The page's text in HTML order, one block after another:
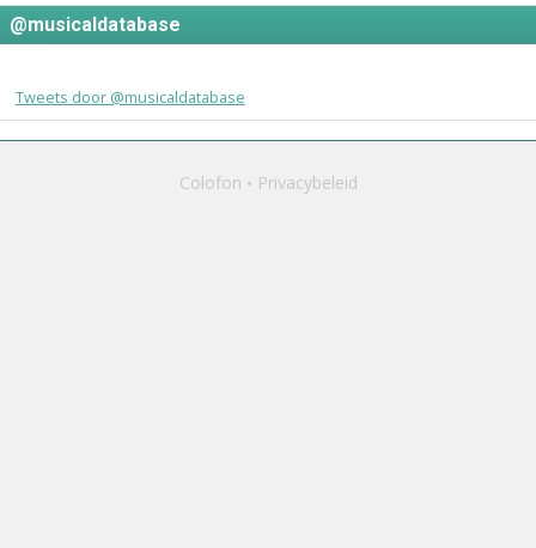
@musicaldatabase
Tweets door @musicaldatabase
Colofon Privacybeleid